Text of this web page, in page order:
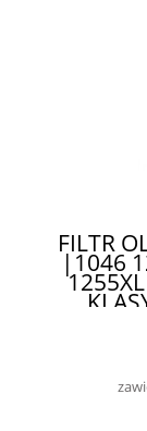
FILTR
|1046